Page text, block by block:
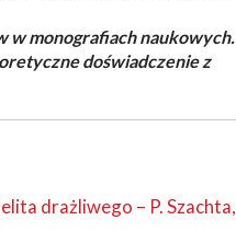
w monografiach naukowych.
doświadczenie z
drażliwego – P. Szachta,